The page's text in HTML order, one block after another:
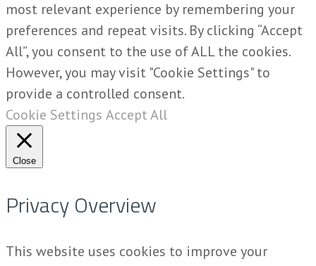
most relevant experience by remembering your
preferences and repeat visits. By clicking “Accept
All”, you consent to the use of ALL the cookies.
However, you may visit "Cookie Settings" to
provide a controlled consent.
Cookie Settings Accept All
Close
Privacy Overview
This website uses cookies to improve your